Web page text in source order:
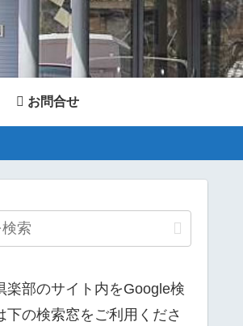
お問合せ
楽部のサイト内をGoogle検
下の検索窓をご利用くださ